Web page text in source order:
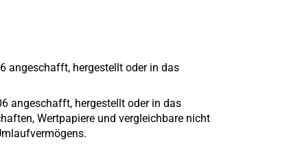
angeschafft, hergestellt oder in das
angeschafft, hergestellt oder in das
Wertpapiere und vergleichbare nicht